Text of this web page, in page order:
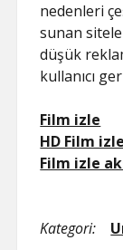
nedenleri
sunan
düşük
kullanıcı
Film izle
HD Film izle
Film izle
Kategori: